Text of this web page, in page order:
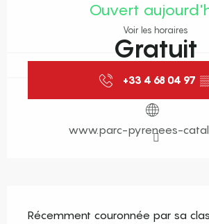
Ouvert
Voir les horaires
Gratuit
+33 4 68 04 97
www.parc-pyrenees-
Récemment couronnée par sa